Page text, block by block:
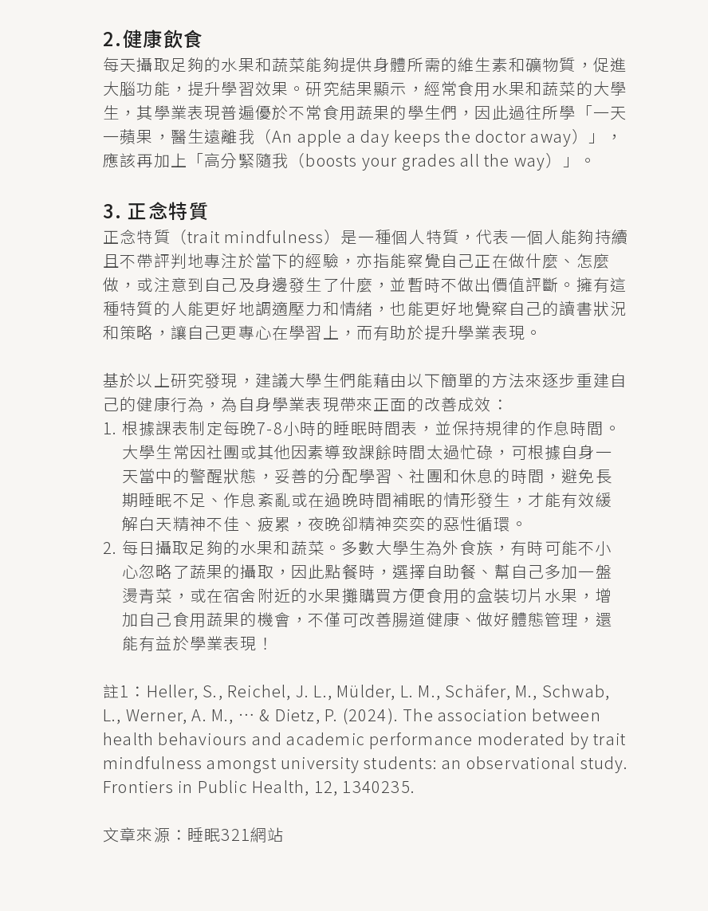
2.健康飲食
每天攝取足夠的水果和蔬菜能夠提供身體所需的維生素和礦物質，促進
大腦功能，提升學習效果。研究結果顯示，經常食用水果和蔬菜的大學
生，其學業表現普遍優於不常食用蔬果的學生們，因此過往所學「一天
一蘋果，醫生遠離我（An apple a day keeps the doctor away）」，
應該再加上「高分緊隨我（boosts your grades all the way）」。
3. 正念特質
正念特質（trait mindfulness）是一種個人特質，代表一個人能夠持續
且不帶評判地專注於當下的經驗，亦指能察覺自己正在做什麼、怎麼
做，或注意到自己及身邊發生了什麼，並暫時不做出價值評斷。擁有這
種特質的人能更好地調適壓力和情緒，也能更好地覺察自己的讀書狀況
和策略，讓自己更專心在學習上，而有助於提升學業表現。
基於以上研究發現，建議大學生們能藉由以下簡單的方法來逐步重建自
己的健康行為，為自身學業表現帶來正面的改善成效：
根據課表制定每晚7-8小時的睡眠時間表，並保持規律的作息時間。
大學生常因社團或其他因素導致課餘時間太過忙碌，可根據自身一
天當中的警醒狀態，妥善的分配學習、社團和休息的時間，避免長
期睡眠不足、作息紊亂或在過晚時間補眠的情形發生，才能有效緩
解白天精神不佳、疲累，夜晚卻精神奕奕的惡性循環。
每日攝取足夠的水果和蔬菜。多數大學生為外食族，有時可能不小
心忽略了蔬果的攝取，因此點餐時，選擇自助餐、幫自己多加一盤
燙青菜，或在宿舍附近的水果攤購買方便食用的盒裝切片水果，增
加自己食用蔬果的機會，不僅可改善腸道健康、做好體態管理，還
能有益於學業表現！
註1：Heller, S., Reichel, J. L., Mülder, L. M., Schäfer, M., Schwab,
L., Werner, A. M., … & Dietz, P. (2024). The association between
health behaviours and academic performance moderated by trait
mindfulness amongst university students: an observational study.
Frontiers in Public Health, 12, 1340235.
文章來源：睡眠321網站